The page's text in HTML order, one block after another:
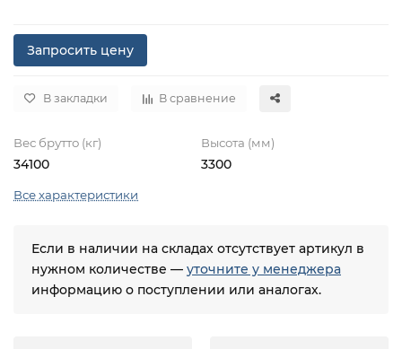
Запросить цену
В закладки В сравнение
Вес брутто (кг)
34100
Высота (мм)
3300
Все характеристики
Если в наличии на складах отсутствует артикул в
нужном количестве — уточните у менеджера
информацию о поступлении или аналогах.